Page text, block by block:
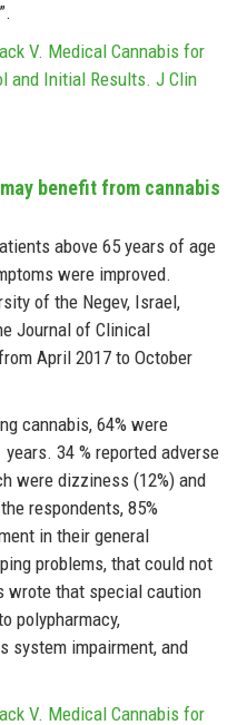
V. Medical Cannabis for
and Initial Results. J Clin
benefit from cannabis
above 65 years of age
were improved.
of the Negev, Israel,
Journal of Clinical
April 2017 to October
cannabis, 64% were
34 % reported adverse
were dizziness (12%) and
respondents, 85%
in their general
problems, that could not
wrote that special caution
polypharmacy,
system impairment, and
V. Medical Cannabis for